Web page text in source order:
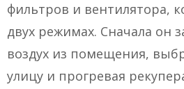
фильтров и вентилятора,
двух режимах. Сначала он
воздух из помещения,
улицу и прогревая